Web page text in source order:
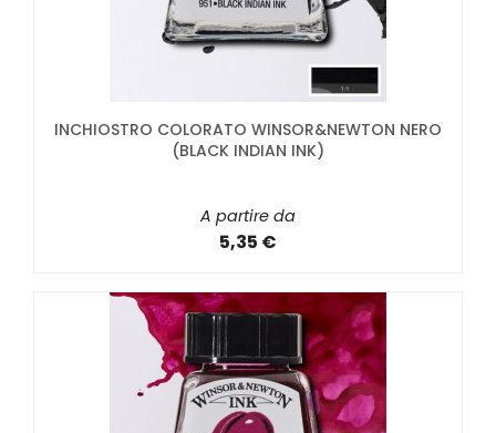
INCHIOSTRO COLORATO WINSOR&NEWTON NERO
(BLACK INDIAN INK)
A partire da
5,35 €